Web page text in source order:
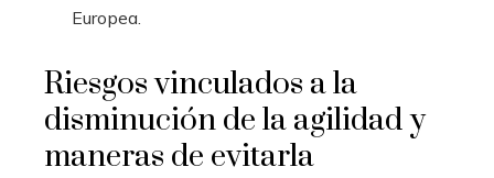
Europea.
Riesgos vinculados a la
disminución de la agilidad y
maneras de evitarla